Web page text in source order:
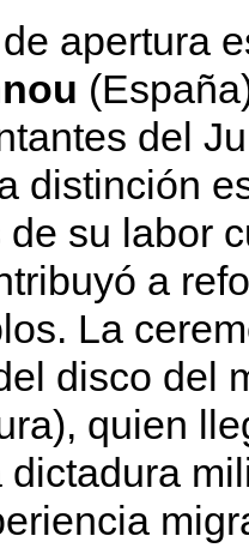
apertura
del
distinción
su labor
a
La
disco del
quien
dictadura